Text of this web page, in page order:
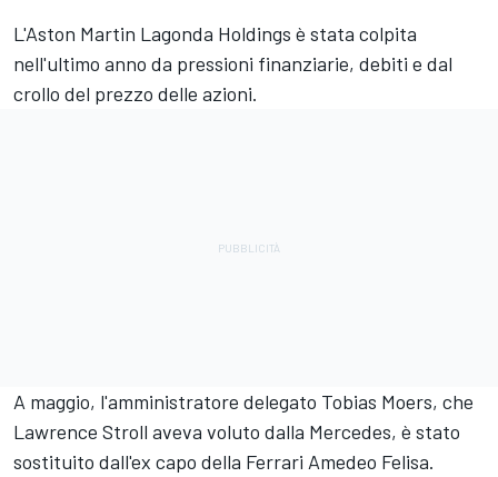
L'Aston Martin Lagonda Holdings è stata colpita
nell'ultimo anno da pressioni finanziarie, debiti e dal
crollo del prezzo delle azioni.
A maggio, l'amministratore delegato Tobias Moers, che
Lawrence Stroll aveva voluto dalla Mercedes, è stato
sostituito dall'ex capo della Ferrari Amedeo Felisa.